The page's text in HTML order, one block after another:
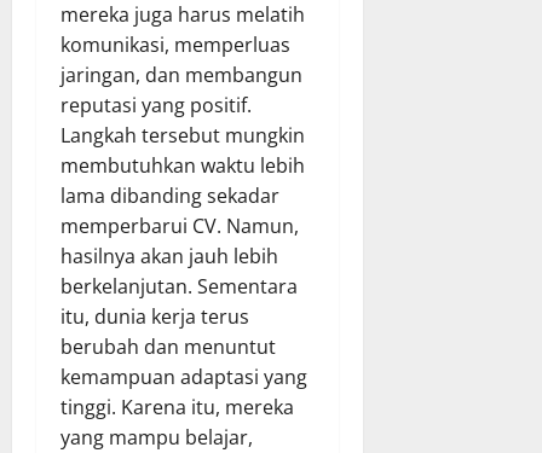
mereka juga harus melatih
komunikasi, memperluas
jaringan, dan membangun
reputasi yang positif.
Langkah tersebut mungkin
membutuhkan waktu lebih
lama dibanding sekadar
memperbarui CV. Namun,
hasilnya akan jauh lebih
berkelanjutan. Sementara
itu, dunia kerja terus
berubah dan menuntut
kemampuan adaptasi yang
tinggi. Karena itu, mereka
yang mampu belajar,